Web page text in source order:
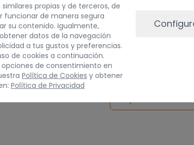
Inspeccionar
propias y de terceros, de
funcionar de manera segura
su contenido. Igualmente,
datos de la navegación
a tus gustos y preferencias.
de cookies a continuación.
de consentimiento en
Política de Cookies y obtener
Política de Privacidad